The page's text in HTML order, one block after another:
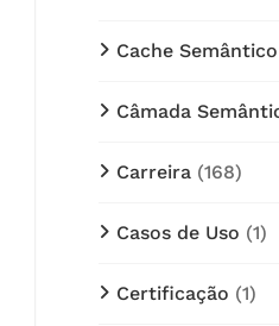
Cache Semântico
Câmada
Carreira (168)
Casos de Uso (1)
Certificação (1)